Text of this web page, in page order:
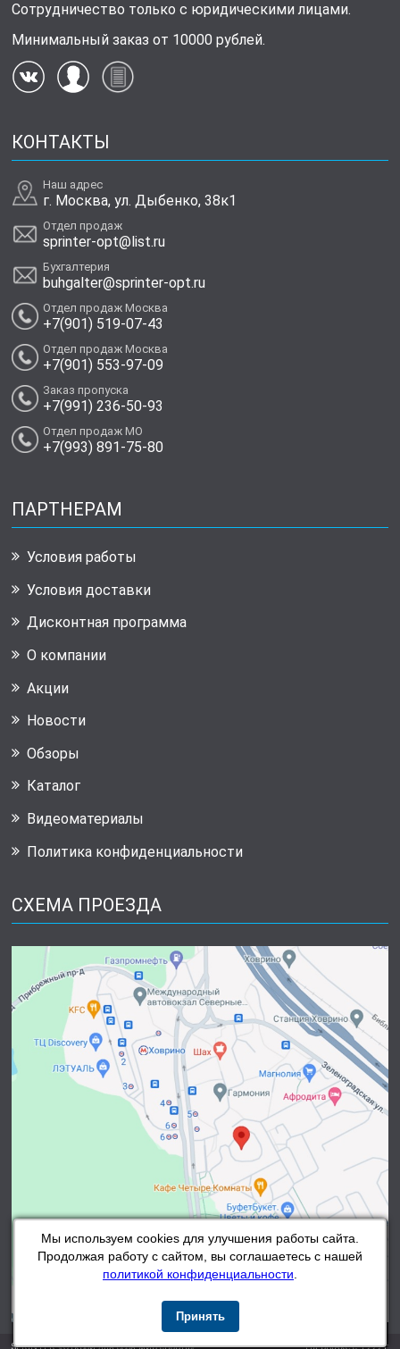
Мы используем cookies для улучшения работы сайта.
Продолжая работу с сайтом, вы соглашаетесь с нашей
политикой конфиденциальности
Принять
Сотрудничество только с юридическими лицами.
Минимальный заказ от 10000 рублей.
КОНТАКТЫ
Наш адрес
г. Москва, ул. Дыбенко, 38к1
Отдел продаж
sprinter-opt@list.ru
Бухгалтерия
buhgalter@sprinter-opt.ru
Отдел продаж Москва
+7(901) 519-07-43
Отдел продаж Москва
+7(901) 553-97-09
Заказ пропуска
+7(991) 236-50-93
Отдел продаж МО
+7(993) 891-75-80
ПАРТНЕРАМ
Условия работы
Условия доставки
Дисконтная программа
О компании
Акции
Новости
Обзоры
Каталог
Видеоматериалы
Политика конфиденциальности
СХЕМА ПРОЕЗДА